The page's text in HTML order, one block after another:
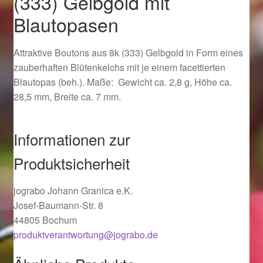
Ostergeschenke finden für Ostern 2019
Ostergeschenke finden für Ostern 2020
Ostergeschenke finden für Ostern 2021
Partner
Shop
Startseite
Startseite
Blautopasen
Attraktive Boutons aus 8k (333) Gelbgold in Form eines
zauberhaften Blütenkelchs mit je einem facettierten
Blautopas (beh.). Maße: Gewicht ca. 2,8 g, Höhe ca.
28,5 mm, Breite ca. 7 mm.
Informationen zur
Produktsicherheit
jograbo Johann Granica e.K.
Josef-Baumann-Str. 8
44805 Bochum
produktverantwortung@jograbo.de